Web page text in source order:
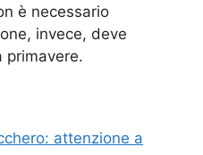
è necessario
invece, deve
primavere.
attenzione a